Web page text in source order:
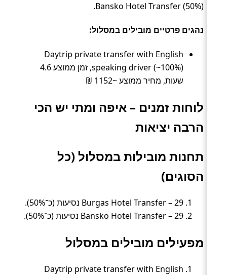
Bansko Hotel Transfer (50%).
נהגים פרטיים מובילים במסלול:
Daytrip private transfer with English
speaking driver (~100%), זמן ממוצע 4.6
שעות, מחיר ממוצע ~1152 ₪
לוחות זמנים – איפה ומתי יש הכי
הרבה יציאות
תחנות מובילות במסלול (כל
הסוגים)
Burgas Hotel Transfer – 29 נסיעות (כ־50%).
Bansko Hotel Transfer – 29 נסיעות (כ־50%).
מפעילים מובילים במסלול
Daytrip private transfer with English